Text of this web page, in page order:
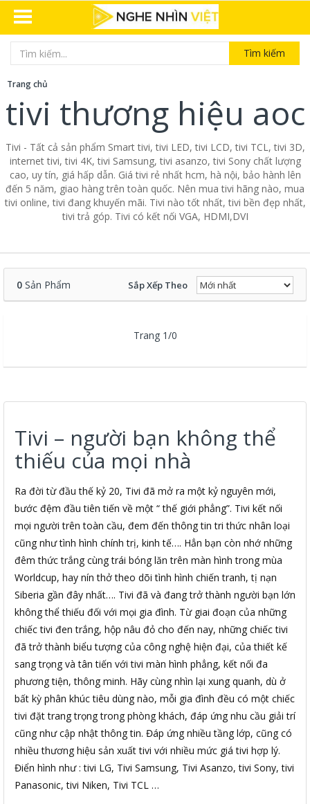
Tìm kiếm
Trang chủ
tivi thương hiệu aoc
Tivi - Tất cả sản phẩm Smart tivi, tivi LED, tivi LCD, tivi TCL, tivi 3D,
internet tivi, tivi 4K, tivi Samsung, tivi asanzo, tivi Sony chất lượng
cao, uy tín, giá hấp dẫn. Giá tivi rẻ nhất hcm, hà nội, bảo hành lên
đến 5 năm, giao hàng trên toàn quốc. Nên mua tivi hãng nào, mua
tivi online, tivi đang khuyến mãi. Tivi nào tốt nhất, tivi bền đẹp nhất,
tivi trả góp. Tivi có kết nối VGA, HDMI,DVI
0 Sản Phẩm Sắp Xếp Theo
Trang 1/0
Tivi – người bạn không thể
thiếu của mọi nhà
Ra đời từ đầu thế kỷ 20, Tivi đã mở ra một kỷ nguyên mới,
bước đệm đầu tiên tiến về một “ thế giới phẳng”. Tivi kết nối
mọi người trên toàn cầu, đem đến thông tin tri thức nhân loại
cũng như tình hình chính trị, kinh tế…. Hẳn bạn còn nhớ những
đêm thức trắng cùng trái bóng lăn trên màn hình trong mùa
Worldcup, hay nín thở theo dõi tình hình chiến tranh, tị nạn
Siberia gần đây nhất…. Tivi đã và đang trở thành người bạn lớn
không thể thiếu đối với mọi gia đình. Từ giai đoạn của những
chiếc tivi đen trắng, hộp nâu đỏ cho đến nay, những chiếc tivi
đã trở thành biểu tượng của công nghệ hiện đại, của thiết kế
sang trọng và tân tiến với tivi màn hình phẳng, kết nối đa
phương tiện, thông minh. Hãy cùng nhìn lại xung quanh, dù ở
bất kỳ phân khúc tiêu dùng nào, mỗi gia đình đều có một chiếc
tivi đặt trang trọng trong phòng khách, đáp ứng nhu cầu giải trí
cũng như cập nhật thông tin. Đáp ứng nhiều tầng lớp, cũng có
nhiều thương hiệu sản xuất tivi với nhiều mức giá tivi hợp lý.
Điển hình như : tivi LG, Tivi Samsung, Tivi Asanzo, tivi Sony, tivi
Panasonic, tivi Niken, Tivi TCL …